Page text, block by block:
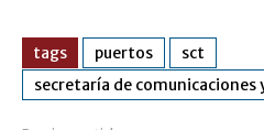
tags puertos
sct
secretaría de